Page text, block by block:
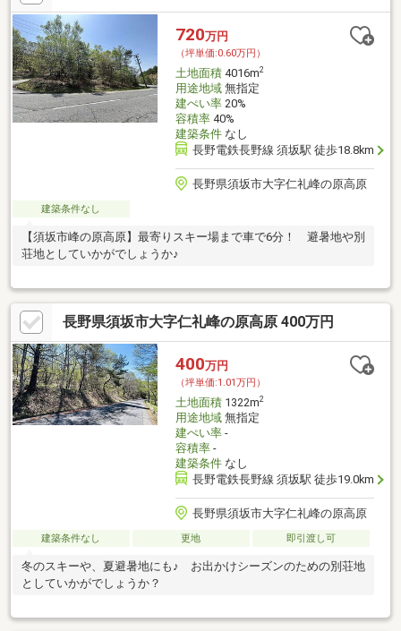
720万円
（坪単価:0.60万円）
土地面積4016m2
用途地域無指定
建ぺい率20%
容積率40%
建築条件なし
長野電鉄長野線 須坂駅 徒歩18.8km
長野県須坂市大字仁礼峰の原高原
建築条件なし
【須坂市峰の原高原】最寄りスキー場まで車で6分！ 避暑地や別
荘地としていかがでしょうか♪
長野県須坂市大字仁礼峰の原高原 400万円
400万円
（坪単価:1.01万円）
土地面積1322m2
用途地域無指定
建ぺい率-
容積率-
建築条件なし
長野電鉄長野線 須坂駅 徒歩19.0km
長野県須坂市大字仁礼峰の原高原
建築条件なし 更地 即引渡し可
冬のスキーや、夏避暑地にも♪ お出かけシーズンのための別荘地
としていかがでしょうか？